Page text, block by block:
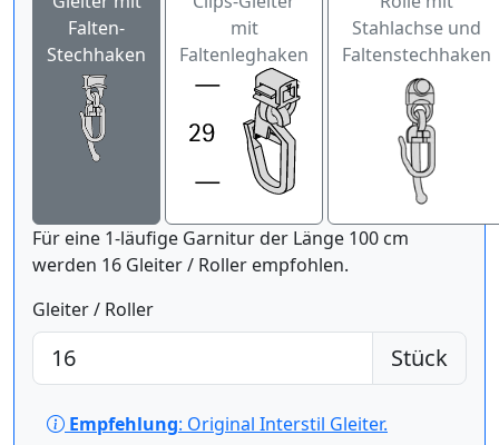
Falten-
Stechhaken
mit
Faltenleghaken
Stahlachse und
Faltenstechhaken
Für eine 1-läufige Garnitur der Länge 100 cm
werden 16 Gleiter / Roller empfohlen.
Gleiter / Roller
Stück
Empfehlung: Original Interstil Gleiter.